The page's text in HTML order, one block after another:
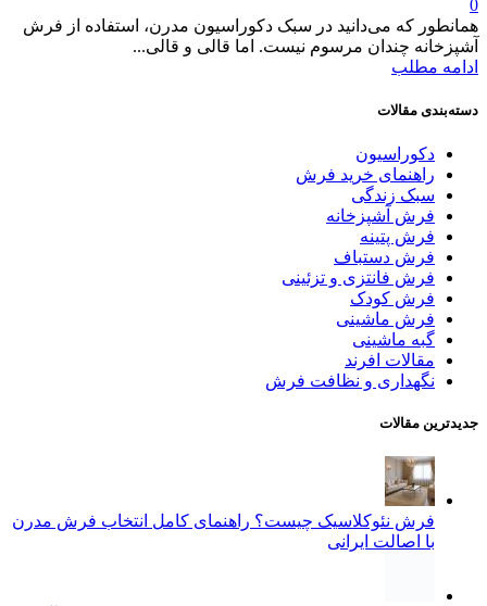
0
همانطور که می‌دانید در سبک دکوراسیون مدرن، استفاده از فرش
آشپزخانه چندان مرسوم نیست. اما قالی و قالی...
ادامه مطلب
دسته‌بندی مقالات
دکوراسیون
راهنمای خرید فرش
سبک زندگی
فرش آشپزخانه
فرش پتینه
فرش دستباف
فرش فانتزی و تزئینی
فرش کودک
فرش ماشینی
گبه ماشینی
مقالات افرند
نگهداری و نظافت فرش
جدیدترین مقالات
فرش نئوکلاسیک چیست؟ راهنمای کامل انتخاب فرش مدرن
با اصالت ایرانی